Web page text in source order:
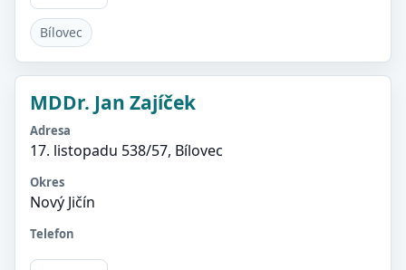
Bílovec
MDDr. Jan Zajíček
Adresa
17. listopadu 538/57, Bílovec
Okres
Nový Jičín
Telefon